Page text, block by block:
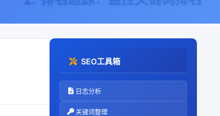
SEO工具箱
日志分析
关键词整理